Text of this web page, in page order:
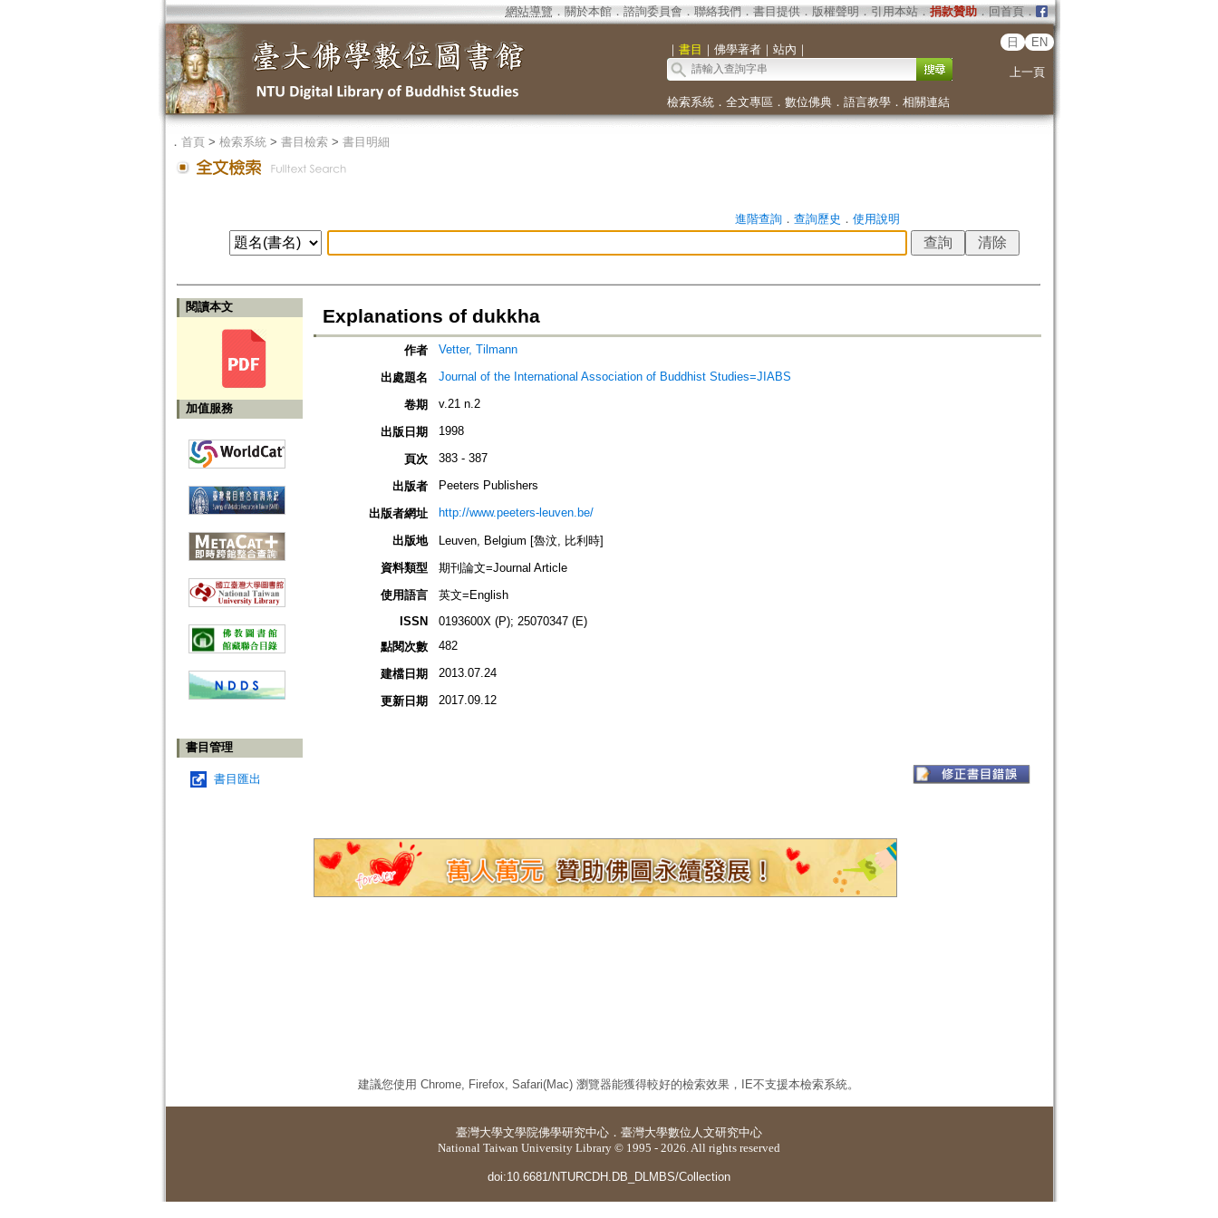
網站導覽 ． 關於本館． 諮詢委員會． 聯絡我們 ． 書目提供． 版權聲明 ． 引用本站． 捐款贊助．回首頁．
｜ 書目 ｜ 佛學著者｜ 站內 ｜
日 EN
上一頁
檢索系統． 全文專區 ． 數位佛典． 語言教學． 相關連結
． 首頁> 檢索系統> 書目檢索> 書目明細
進階查詢． 查詢歷史 ． 使用說明
閱讀本文
加值服務
書目管理
書目匯出
Explanations of dukkha
作者 Vetter, Tilmann
出處題名 Journal of the International Association of Buddhist Studies=JIABS
卷期 v.21 n.2
出版日期 1998
頁次 383 - 387
出版者 Peeters Publishers
出版者網址 http://www.peeters-leuven.be/
出版地
Leuven, Belgium [魯汶, 比利時]
資料類型
期刊論文=Journal Article
使用語言
英文=English
ISSN
0193600X (P); 25070347 (E)
點閱次數
482
建檔日期 2013.07.24
更新日期 2017.09.12
建議您使用 Chrome, Firefox, Safari(Mac) 瀏覽器能獲得較好的檢索效果，IE不支援本檢索系統。
臺灣大學文學院佛學研究中心 ． 臺灣大學數位人文研究中心
National Taiwan University Library © 1995 - 2026. All rights reserved
doi:10.6681/NTURCDH.DB_DLMBS/Collection